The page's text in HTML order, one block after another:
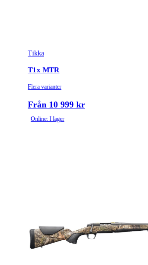
Tikka
T1x MTR
Flera varianter
Från 10 999 kr
Online: I lager